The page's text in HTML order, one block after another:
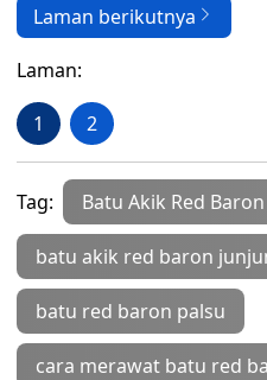
Laman berikutnya
Laman:
1 2
Tag: Batu Akik Red Baron
batu akik red baron
batu red baron palsu
cara merawat batu red